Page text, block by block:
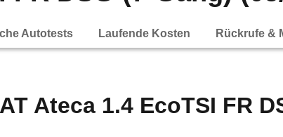
Autotests Laufende Kosten Rückrufe &
Ateca 1.4 EcoTSI FR